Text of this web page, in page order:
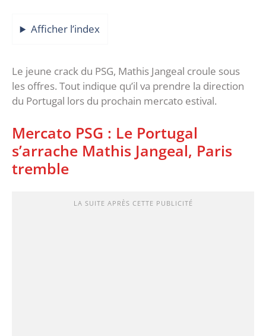
Afficher l’index
Le jeune crack du PSG, Mathis Jangeal croule sous
les offres. Tout indique qu’il va prendre la direction
du Portugal lors du prochain mercato estival.
Mercato PSG : Le Portugal
s’arrache Mathis Jangeal, Paris
tremble
LA SUITE APRÈS CETTE PUBLICITÉ